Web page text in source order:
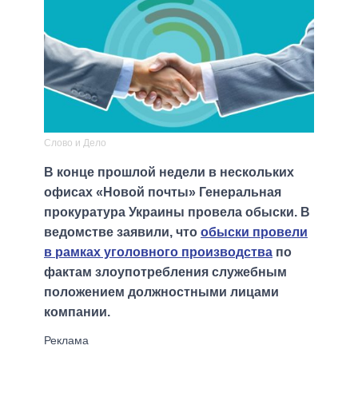
Слово и Дело
В конце прошлой недели в нескольких
офисах «Новой почты» Генеральная
прокуратура Украины провела обыски. В
ведомстве заявили, что обыски провели
в рамках уголовного производства по
фактам злоупотребления служебным
положением должностными лицами
компании.